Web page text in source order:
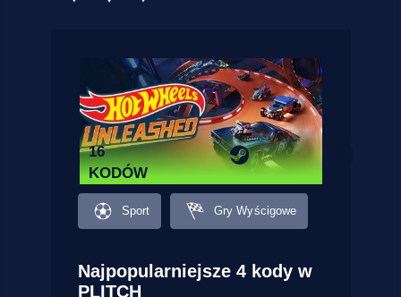
16
KODÓW
Sport Gry Wyścigowe
Najpopularniejsze 4 kody w
PLITCH